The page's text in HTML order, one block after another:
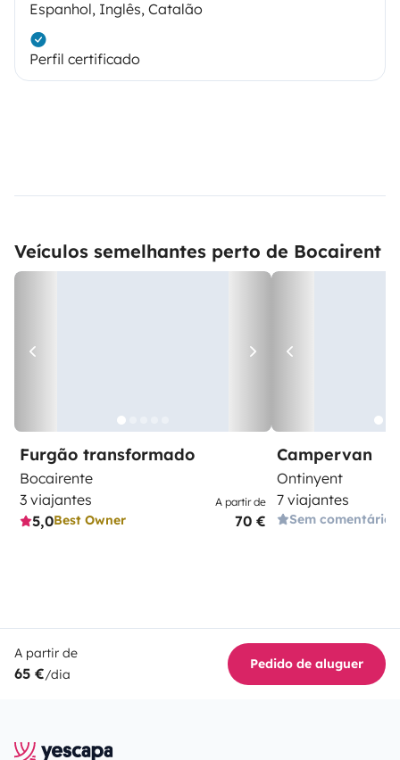
Espanhol, Inglês, Catalão
Perfil certificado
Veículos semelhantes perto de Bocairent
Furgão transformado
Bocairente
3 viajantes
5,0Best Owner
A partir de
70 €
Campervan
Ontinyent
7 viajantes
Sem comentários
A partir de
65 €/dia
Pedido de aluguer